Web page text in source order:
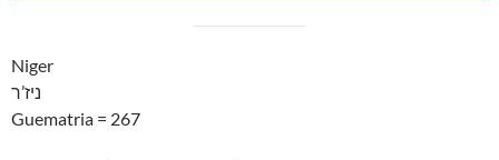
Niger
ניז’ר
Guematria = 267